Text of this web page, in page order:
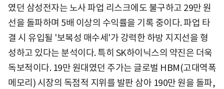
였던 삼성전자는 노사 파업 리스크에도 불구하고 29만 원
선을 돌파하며 5배 이상의 수익률을 기록 중이다. 파업 타
결 시 유입될 '보복성 매수세'가 강력한 하방 지지선을 형
성하고 있다는 분석이다. 특히 SK하이닉스의 약진은 더욱
독보적이다. 19만 원대였던 주가는 글로벌 HBM(고대역폭
메모리) 시장의 독점적 지위를 발판 삼아 190만 원을 돌파,